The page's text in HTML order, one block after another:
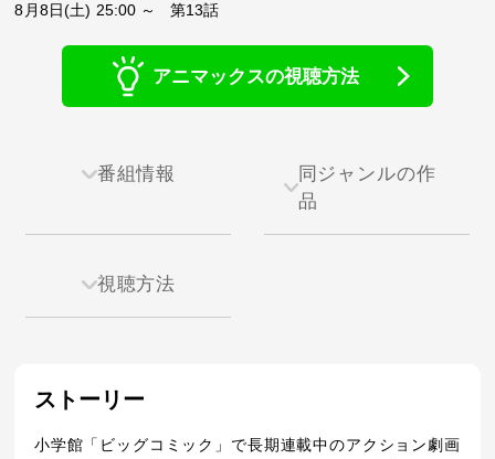
8月8日(土) 25:00 ～ 第13話
アニマックスの視聴方法
番組情報
同ジャンルの作
品
視聴方法
ストーリー
小学館「ビッグコミック」で長期連載中のアクション劇画